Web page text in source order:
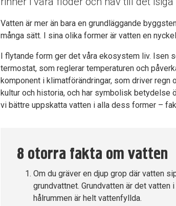
Vatten är mer än bara en grundläggande
många sätt. I sina olika former är vatten en
I flytande form ger det våra ekosystem liv. Isen
termostat, som reglerar temperaturen och
komponent i klimatförändringar, som driver regn
kultur och historia, och har symbolisk betydelse
vi bättre uppskatta vatten i alla dess former –
8 otorra fakta om vatten
Om du gräver en djup grop där vatten
grundvattnet. Grundvatten är det
hålrummen är helt vattenfyllda.